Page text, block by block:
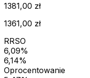
1381,00 zł
1361,00 zł
RRSO
6,09%
6,14%
Oprocentowanie